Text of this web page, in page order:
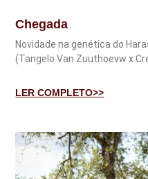
Chegada
Novidade na genética do
(Tangelo Van Zuuthoevw x
LER COMPLETO>>